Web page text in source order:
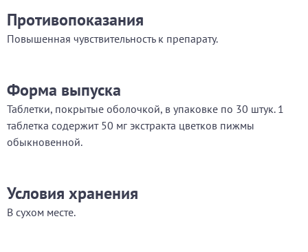
Противопоказания
Повышенная чувствительность к препарату.
Форма выпуска
Таблетки, покрытые оболочкой, в упаковке по 30 штук. 1
таблетка содержит 50 мг экстракта цветков пижмы
обыкновенной.
Условия хранения
В сухом месте.